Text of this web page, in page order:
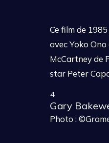
Ce film de
avec Yoko
McCartney de
star Peter
4
Gary
Photo :